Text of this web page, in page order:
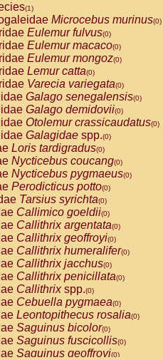
(1)
Microcebus murinus(0)
Eulemur fulvus(0)
Eulemur macaco(0)
Eulemur mongoz(0)
Lemur catta(0)
Varecia variegata(0)
Galago senegalensis(0)
Galago demidovii(0)
Otolemur crassicaudatus(0)
Galagidae spp.(0)
Loris tardigradus(0)
Nycticebus coucang(0)
Nycticebus pygmaeus(0)
Perodicticus potto(0)
Tarsius syrichta(0)
Callimico goeldii(0)
Callithrix argentata(0)
Callithrix geoffroyi(0)
Callithrix humeralifer(0)
Callithrix jacchus(0)
Callithrix penicillata(0)
Callithrixspp.(0)
Cebuella pygmaea(0)
Leontopithecus rosalia(0)
Saguinus bicolor(0)
Saguinus fuscicollis(0)
Saguinus geoffroyi(0)